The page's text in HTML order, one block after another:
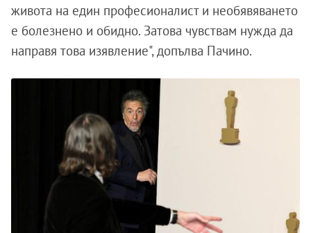
живота на един професионалист и необявяването
е болезнено и обидно. Затова чувствам нужда да
направя това изявление", допълва Пачино.